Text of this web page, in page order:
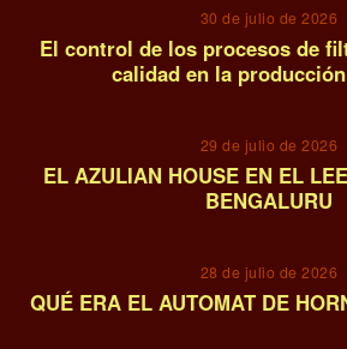
30 de julio de 2026
El control de los procesos de
calidad en la
29 de julio de 2026
EL AZULIAN HOUSE EN EL
BENGALURU
28 de julio de 2026
QUÉ ERA EL AUTOMAT DE